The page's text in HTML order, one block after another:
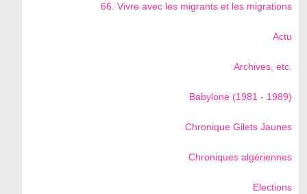
66. Vivre avec les migrants et les migrations
Actu
Archives, etc.
Babylone (1981 - 1989)
Chronique Gilets Jaunes
Chroniques algériennes
Elections